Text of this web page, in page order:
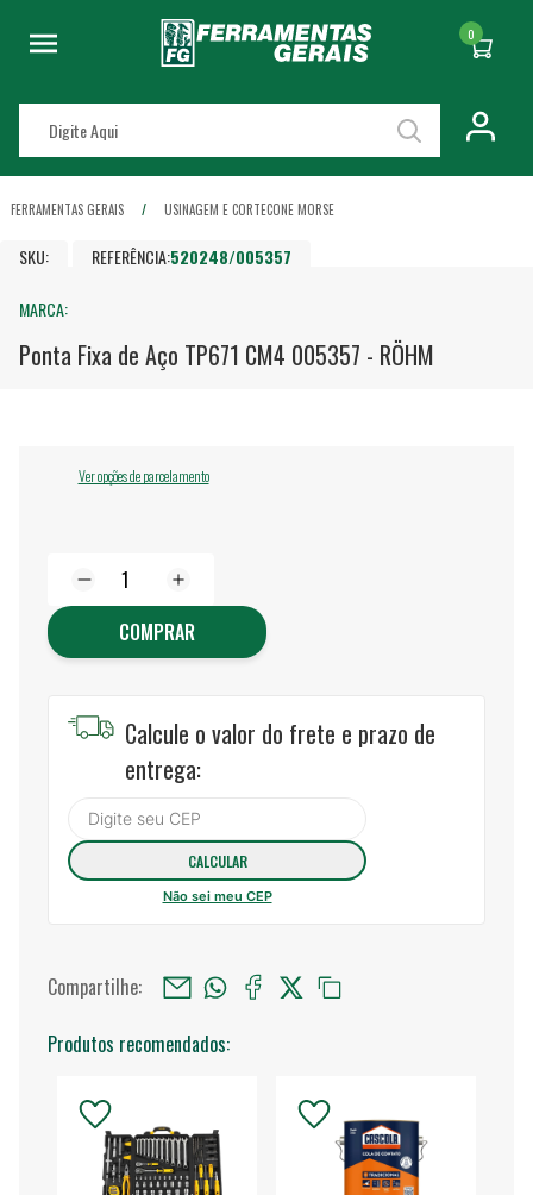
0
FERRAMENTAS GERAIS USINAGEM E CORTECONE MORSE
SKU: REFERÊNCIA:520248/005357
MARCA:
Ponta Fixa de Aço TP671 CM4 005357 - RÖHM
Ver opções de parcelamento
COMPRAR
Calcule o valor do frete e prazo de
entrega:
Não sei meu CEP
Compartilhe:
Produtos recomendados: